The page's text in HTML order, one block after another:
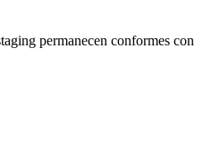
permanecen conformes con